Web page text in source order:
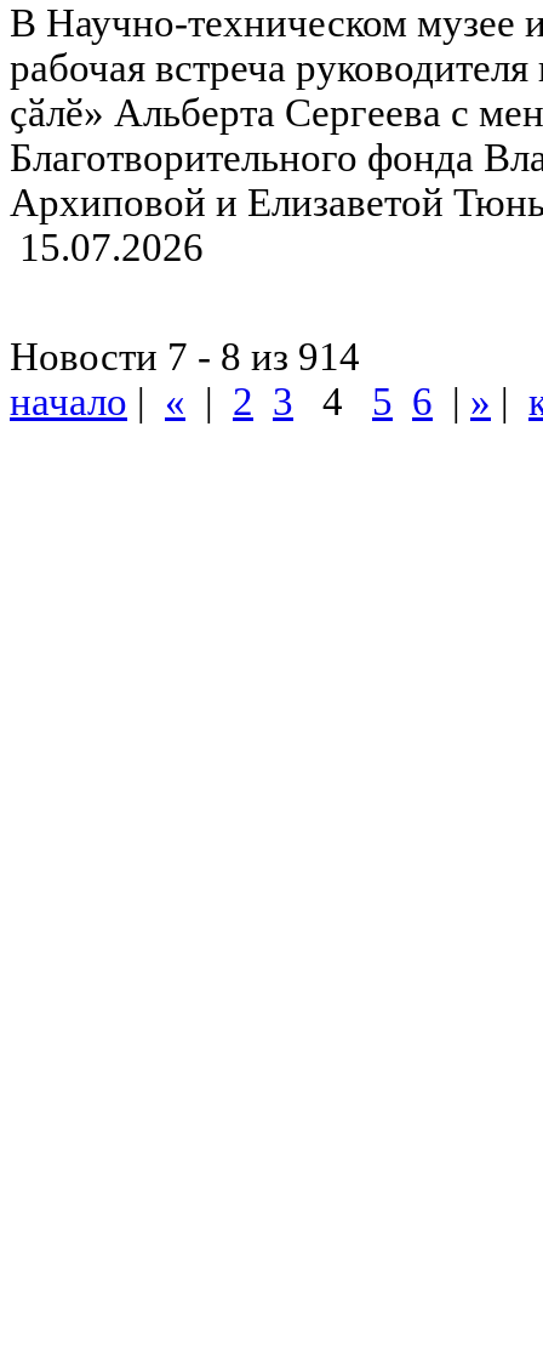
В Научно-техническом музее
рабочая встреча
ҫӑлӗ» Альберта Сергеева с
Благотворительного фонда
Архиповой и Елизаветой
15.07.2026
Новости 7 - 8 из 914
начало | « | 2 3 4 5 6 | » |